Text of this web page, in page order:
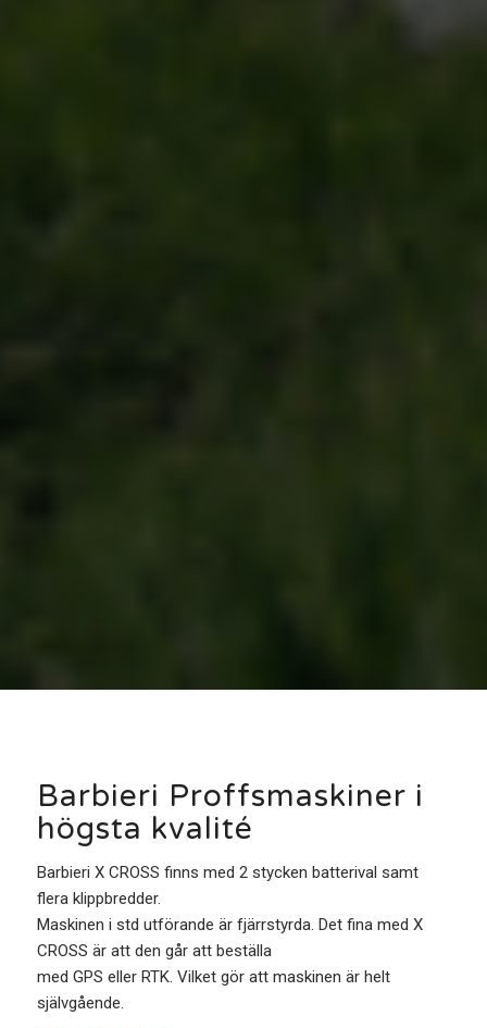
Barbieri Proffsmaskiner i
högsta kvalité
Barbieri X CROSS finns med 2 stycken batterival samt
flera klippbredder.
Maskinen i std utförande är fjärrstyrda. Det fina med X
CROSS är att den går att beställa
med GPS eller RTK. Vilket gör att maskinen är helt
självgående.